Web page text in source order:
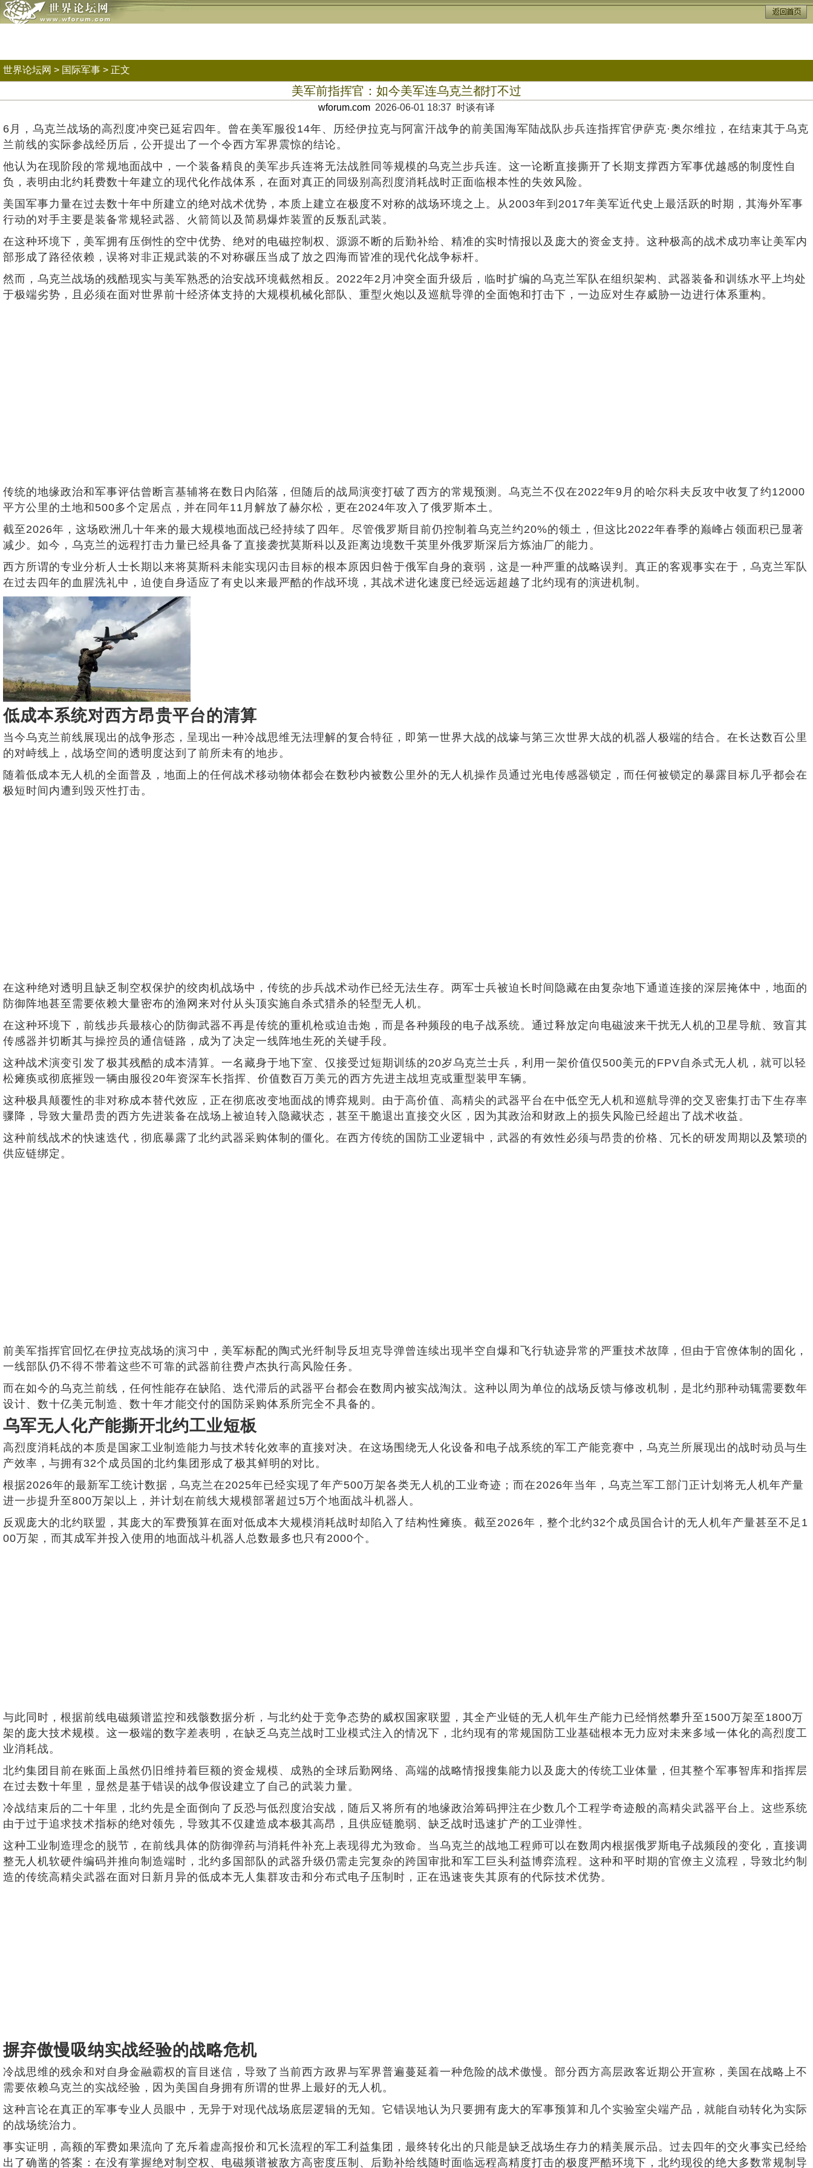
世界论坛网 > 国际军事 > 正文
美军前指挥官：如今美军连乌克兰都打不过
wforum.com 2026-06-01 18:37 时谈有译
6月，乌克兰战场的高烈度冲突已延宕四年。曾在美军服役14年、历经伊拉克与阿富汗战争的前美国海军陆战队步兵连指挥官伊萨克·奥尔维拉，在结束其于乌克
兰前线的实际参战经历后，公开提出了一个令西方军界震惊的结论。
他认为在现阶段的常规地面战中，一个装备精良的美军步兵连将无法战胜同等规模的乌克兰步兵连。这一论断直接撕开了长期支撑西方军事优越感的制度性自
负，表明由北约耗费数十年建立的现代化作战体系，在面对真正的同级别高烈度消耗战时正面临根本性的失效风险。
美国军事力量在过去数十年中所建立的绝对战术优势，本质上建立在极度不对称的战场环境之上。从2003年到2017年美军近代史上最活跃的时期，其海外军事
行动的对手主要是装备常规轻武器、火箭筒以及简易爆炸装置的反叛乱武装。
在这种环境下，美军拥有压倒性的空中优势、绝对的电磁控制权、源源不断的后勤补给、精准的实时情报以及庞大的资金支持。这种极高的战术成功率让美军内
部形成了路径依赖，误将对非正规武装的不对称碾压当成了放之四海而皆准的现代化战争标杆。
然而，乌克兰战场的残酷现实与美军熟悉的治安战环境截然相反。2022年2月冲突全面升级后，临时扩编的乌克兰军队在组织架构、武器装备和训练水平上均处
于极端劣势，且必须在面对世界前十经济体支持的大规模机械化部队、重型火炮以及巡航导弹的全面饱和打击下，一边应对生存威胁一边进行体系重构。
传统的地缘政治和军事评估曾断言基辅将在数日内陷落，但随后的战局演变打破了西方的常规预测。乌克兰不仅在2022年9月的哈尔科夫反攻中收复了约12000
平方公里的土地和500多个定居点，并在同年11月解放了赫尔松，更在2024年攻入了俄罗斯本土。
截至2026年，这场欧洲几十年来的最大规模地面战已经持续了四年。尽管俄罗斯目前仍控制着乌克兰约20%的领土，但这比2022年春季的巅峰占领面积已显著
减少。如今，乌克兰的远程打击力量已经具备了直接袭扰莫斯科以及距离边境数千英里外俄罗斯深后方炼油厂的能力。
西方所谓的专业分析人士长期以来将莫斯科未能实现闪击目标的根本原因归咎于俄军自身的衰弱，这是一种严重的战略误判。真正的客观事实在于，乌克兰军队
在过去四年的血腥洗礼中，迫使自身适应了有史以来最严酷的作战环境，其战术进化速度已经远远超越了北约现有的演进机制。
低成本系统对西方昂贵平台的清算
当今乌克兰前线展现出的战争形态，呈现出一种冷战思维无法理解的复合特征，即第一世界大战的战壕与第三次世界大战的机器人极端的结合。在长达数百公里
的对峙线上，战场空间的透明度达到了前所未有的地步。
随着低成本无人机的全面普及，地面上的任何战术移动物体都会在数秒内被数公里外的无人机操作员通过光电传感器锁定，而任何被锁定的暴露目标几乎都会在
极短时间内遭到毁灭性打击。
在这种绝对透明且缺乏制空权保护的绞肉机战场中，传统的步兵战术动作已经无法生存。两军士兵被迫长时间隐藏在由复杂地下通道连接的深层掩体中，地面的
防御阵地甚至需要依赖大量密布的渔网来对付从头顶实施自杀式猎杀的轻型无人机。
在这种环境下，前线步兵最核心的防御武器不再是传统的重机枪或迫击炮，而是各种频段的电子战系统。通过释放定向电磁波来干扰无人机的卫星导航、致盲其
传感器并切断其与操控员的通信链路，成为了决定一线阵地生死的关键手段。
这种战术演变引发了极其残酷的成本清算。一名藏身于地下室、仅接受过短期训练的20岁乌克兰士兵，利用一架价值仅500美元的FPV自杀式无人机，就可以轻
松瘫痪或彻底摧毁一辆由服役20年资深车长指挥、价值数百万美元的西方先进主战坦克或重型装甲车辆。
这种极具颠覆性的非对称成本替代效应，正在彻底改变地面战的博弈规则。由于高价值、高精尖的武器平台在中低空无人机和巡航导弹的交叉密集打击下生存率
骤降，导致大量昂贵的西方先进装备在战场上被迫转入隐藏状态，甚至干脆退出直接交火区，因为其政治和财政上的损失风险已经超出了战术收益。
这种前线战术的快速迭代，彻底暴露了北约武器采购体制的僵化。在西方传统的国防工业逻辑中，武器的有效性必须与昂贵的价格、冗长的研发周期以及繁琐的
供应链绑定。
前美军指挥官回忆在伊拉克战场的演习中，美军标配的陶式光纤制导反坦克导弹曾连续出现半空自爆和飞行轨迹异常的严重技术故障，但由于官僚体制的固化，
一线部队仍不得不带着这些不可靠的武器前往费卢杰执行高风险任务。
而在如今的乌克兰前线，任何性能存在缺陷、迭代滞后的武器平台都会在数周内被实战淘汰。这种以周为单位的战场反馈与修改机制，是北约那种动辄需要数年
设计、数十亿美元制造、数十年才能交付的国防采购体系所完全不具备的。
乌军无人化产能撕开北约工业短板
高烈度消耗战的本质是国家工业制造能力与技术转化效率的直接对决。在这场围绕无人化设备和电子战系统的军工产能竞赛中，乌克兰所展现出的战时动员与生
产效率，与拥有32个成员国的北约集团形成了极其鲜明的对比。
根据2026年的最新军工统计数据，乌克兰在2025年已经实现了年产500万架各类无人机的工业奇迹；而在2026年当年，乌克兰军工部门正计划将无人机年产量
进一步提升至800万架以上，并计划在前线大规模部署超过5万个地面战斗机器人。
反观庞大的北约联盟，其庞大的军费预算在面对低成本大规模消耗战时却陷入了结构性瘫痪。截至2026年，整个北约32个成员国合计的无人机年产量甚至不足1
00万架，而其成军并投入使用的地面战斗机器人总数最多也只有2000个。
与此同时，根据前线电磁频谱监控和残骸数据分析，与北约处于竞争态势的威权国家联盟，其全产业链的无人机年生产能力已经悄然攀升至1500万架至1800万
架的庞大技术规模。这一极端的数字差表明，在缺乏乌克兰战时工业模式注入的情况下，北约现有的常规国防工业基础根本无力应对未来多域一体化的高烈度工
业消耗战。
北约集团目前在账面上虽然仍旧维持着巨额的资金规模、成熟的全球后勤网络、高端的战略情报搜集能力以及庞大的传统工业体量，但其整个军事智库和指挥层
在过去数十年里，显然是基于错误的战争假设建立了自己的武装力量。
冷战结束后的二十年里，北约先是全面倒向了反恐与低烈度治安战，随后又将所有的地缘政治筹码押注在少数几个工程学奇迹般的高精尖武器平台上。这些系统
由于过于追求技术指标的绝对领先，导致其不仅建造成本极其高昂，且供应链脆弱、缺乏战时迅速扩产的工业弹性。
这种工业制造理念的脱节，在前线具体的防御弹药与消耗件补充上表现得尤为致命。当乌克兰的战地工程师可以在数周内根据俄罗斯电子战频段的变化，直接调
整无人机软硬件编码并推向制造端时，北约多国部队的武器升级仍需走完复杂的跨国审批和军工巨头利益博弈流程。这种和平时期的官僚主义流程，导致北约制
造的传统高精尖武器在面对日新月异的低成本无人集群攻击和分布式电子压制时，正在迅速丧失其原有的代际技术优势。
摒弃傲慢吸纳实战经验的战略危机
冷战思维的残余和对自身金融霸权的盲目迷信，导致了当前西方政界与军界普遍蔓延着一种危险的战术傲慢。部分西方高层政客近期公开宣称，美国在战略上不
需要依赖乌克兰的实战经验，因为美国自身拥有所谓的世界上最好的无人机。
这种言论在真正的军事专业人员眼中，无异于对现代战场底层逻辑的无知。它错误地认为只要拥有庞大的军事预算和几个实验室尖端产品，就能自动转化为实际
的战场统治力。
事实证明，高额的军费如果流向了充斥着虚高报价和冗长流程的军工利益集团，最终转化出的只能是缺乏战场生存力的精美展示品。过去四年的交火事实已经给
出了确凿的答案：在没有掌握绝对制空权、电磁频谱被敌方高密度压制、后勤补给线随时面临远程高精度打击的极度严酷环境下，北约现役的绝大多数常规制导